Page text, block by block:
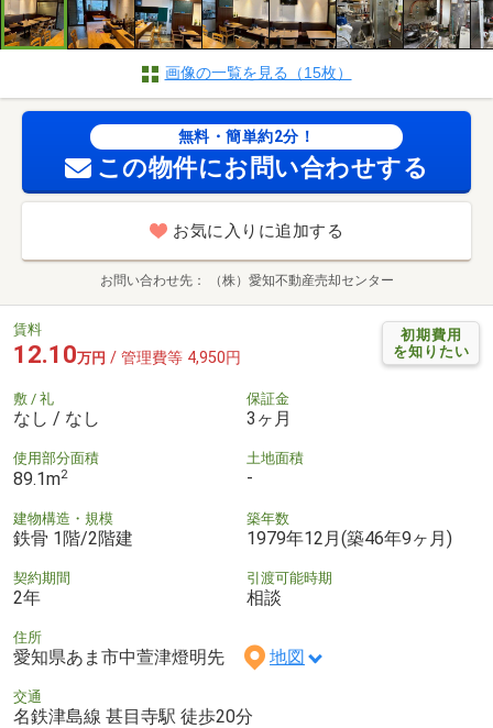
画像の一覧を見る（15枚）
無料・簡単約2分！
この物件にお問い合わせする
お気に入りに追加する
お問い合わせ先 （株）愛知不動産売却センター
初期費用
を知りたい
賃料
12.10万円 / 管理費等 4,950円
敷 / 礼
なし / なし
保証金
3ヶ月
使用部分面積
89.1m2
土地面積
-
建物構造・規模
鉄骨 1階/2階建
築年数
1979年12月(築46年9ヶ月)
契約期間
2年
引渡可能時期
相談
住所
愛知県あま市中萱津燈明先 地図
交通
名鉄津島線 甚目寺駅 徒歩20分